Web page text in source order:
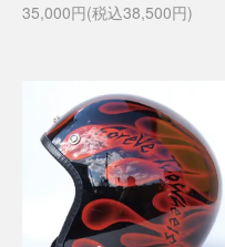
35,000円(税込38,500円)